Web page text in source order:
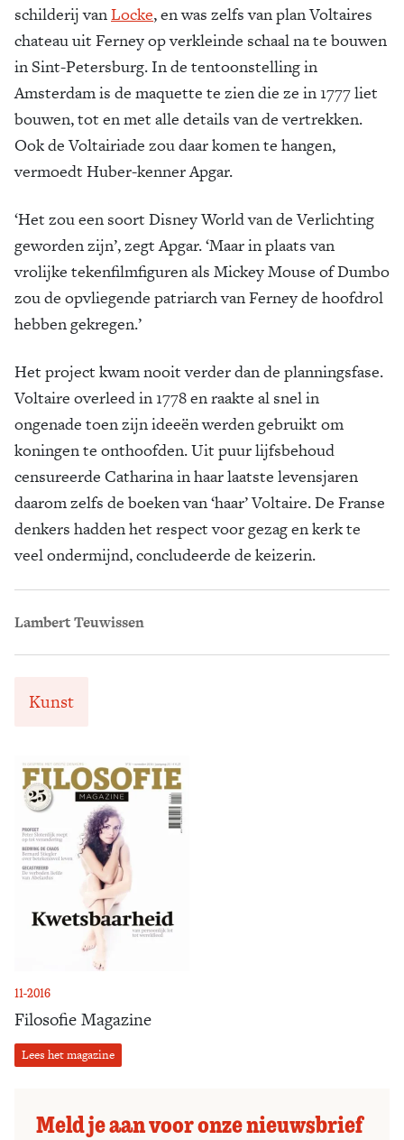
11-2016
Filosofie Magazine
Lees het magazine
schilderij vanLocke, en was zelfs van plan Voltaires
chateau uit Ferney op verkleinde schaal na te bouwen
in Sint-Petersburg. In de tentoonstelling in
Amsterdam is de maquette te zien die ze in 1777 liet
bouwen, tot en met alle details van de vertrekken.
Ook de Voltairiade zou daar komen te hangen,
vermoedt Huber-kenner Apgar.
‘Het zou een soort Disney World van de Verlichting
geworden zijn’, zegt Apgar. ‘Maar in plaats van
vrolijke tekenfilmfiguren als Mickey Mouse of Dumbo
zou de opvliegende patriarch van Ferney de hoofdrol
hebben gekregen.’
Het project kwam nooit verder dan de planningsfase.
Voltaire overleed in 1778 en raakte al snel in
ongenade toen zijn ideeën werden gebruikt om
koningen te onthoofden. Uit puur lijfsbehoud
censureerde Catharina in haar laatste levensjaren
daarom zelfs de boeken van ‘haar’ Voltaire. De Franse
denkers hadden het respect voor gezag en kerk te
veel ondermijnd, concludeerde de keizerin.
Lambert Teuwissen
Kunst
Meld je aan voor onze nieuwsbrief